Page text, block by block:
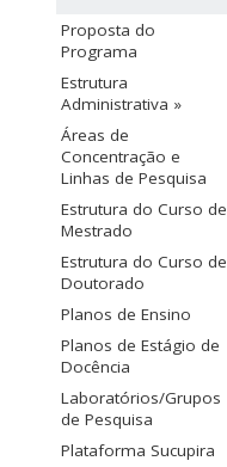
Proposta do
Programa
Estrutura
Administrativa »
Áreas de
Concentração e
Linhas de Pesquisa
Estrutura do Curso de
Mestrado
Estrutura do Curso de
Doutorado
Planos de Ensino
Planos de Estágio de
Docência
Laboratórios/Grupos
de Pesquisa
Plataforma Sucupira